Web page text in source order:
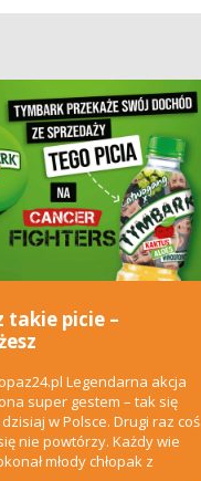
takie picie –
Legendarna akcja
super gestem – tak się
w Polsce. Drugi raz coś
nie powtórzy. Każdy wie
młody chłopak z